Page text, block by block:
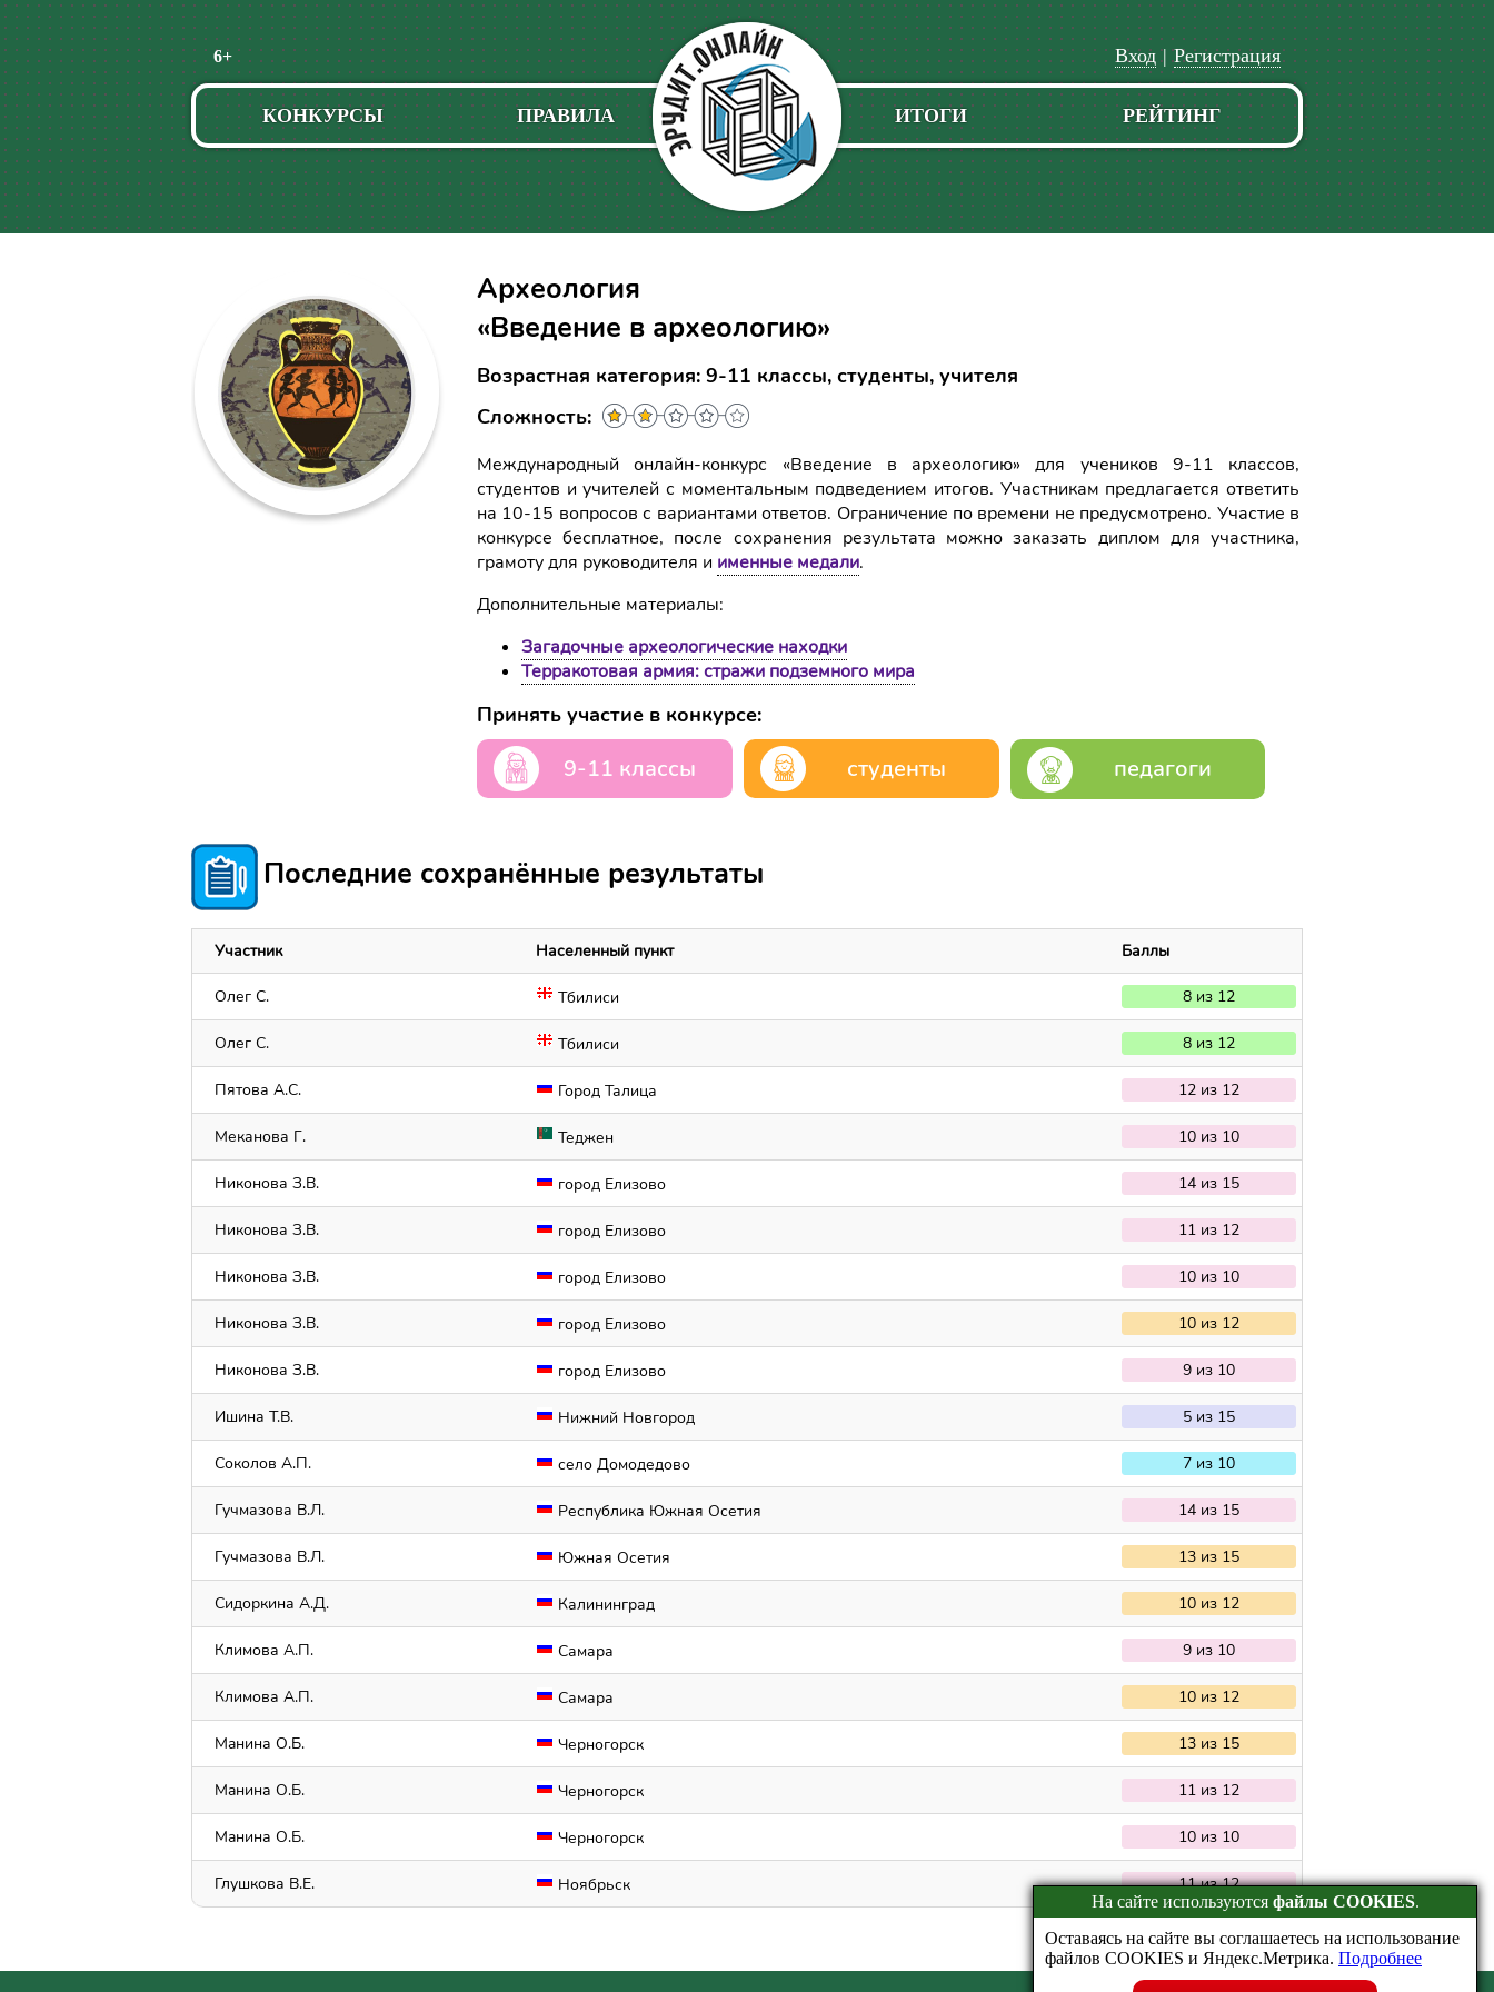
6+
Пропустить
навигацию
Регистрация
|
Вход
КОНКУРСЫ ПРАВИЛА РЕЙТИНГ
ИТОГИ
Археология
«Введение в археологию»
Возрастная категория: 9-11 классы, студенты, учителя
Сложность:
Международный онлайн-конкурс «Введение в археологию» для учеников 9-11 классов,
студентов и учителей с моментальным подведением итогов. Участникам предлагается ответить
на 10-15 вопросов с вариантами ответов. Ограничение по времени не предусмотрено. Участие в
конкурсе бесплатное, после сохранения результата можно заказать диплом для участника,
грамоту для руководителя и именные медали.
Дополнительные материалы:
Загадочные археологические находки
Терракотовая армия: стражи подземного мира
Принять участие в конкурсе:
9-11 классы студенты педагоги
Последние сохранённые результаты
Участник Населенный пункт Баллы
Олег С. Тбилиси 8 из 12
Олег С. Тбилиси 8 из 12
Пятова А.С. Город Талица 12 из 12
Меканова Г. Теджен 10 из 10
Никонова З.В. город Елизово 14 из 15
Никонова З.В. город Елизово 11 из 12
Никонова З.В. город Елизово 10 из 10
Никонова З.В. город Елизово 10 из 12
Никонова З.В. город Елизово 9 из 10
Ишина Т.В. Нижний Новгород 5 из 15
Соколов А.П. село Домодедово 7 из 10
Гучмазова В.Л. Республика Южная Осетия 14 из 15
Гучмазова В.Л. Южная Осетия 13 из 15
Сидоркина А.Д. Калининград 10 из 12
Климова А.П. Самара 9 из 10
Климова А.П. Самара 10 из 12
Maнина О.Б. Черногорск 13 из 15
Maнина О.Б. Черногорск 11 из 12
Maнина О.Б. Черногорск 10 из 10
Глушкова В.Е. Ноябрьск 11 из 12
На сайте используются файлы COOKIES.
Оставаясь на сайте вы соглашаетесь на использование
файлов COOKIES и Яндекс.Метрика. Подробнее